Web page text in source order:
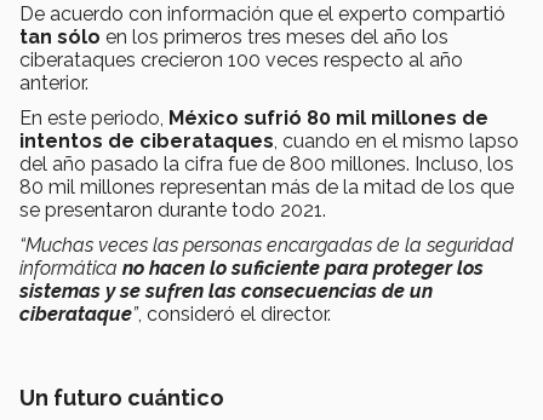
De acuerdo con información que el experto compartió
tan sólo en los primeros tres meses del año los
ciberataques crecieron 100 veces respecto al año
anterior.
En este periodo, México sufrió 80 mil millones de
intentos de ciberataques , cuando en el mismo lapso
del año pasado la cifra fue de 800 millones. Incluso, los
80 mil millones representan más de la mitad de los que
se presentaron durante todo 2021.
“Muchas veces las personas encargadas de la seguridad
informática no hacen lo suficiente para proteger los
sistemas y se sufren las consecuencias de un
ciberataque”, consideró el director.
Un futuro cuántico